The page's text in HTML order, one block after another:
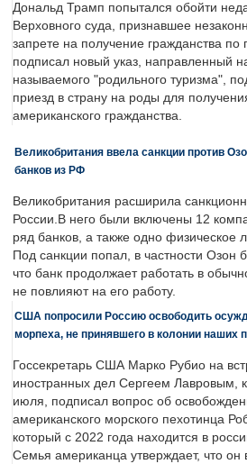
Дональд Трамп попытался обойти
Верховного суда, признавшее
запрете на получение гражданства по
подписал новый указ, направленный
называемого "родильного туризма",
приезд в страну на роды для
американского гражданства.
Великобритания ввела санкции против
банков из РФ
Великобритания расширила
России.В него были включены 12
ряд банков, а также одно физическое
Под санкции попал, в частности Озон
что банк продолжает работать в
не повлияют на его работу.
США попросили Россию освободить
морпеха, не принявшего в колонии наших
Госсекретарь США Марко Рубио на
иностранных дел Сергеем Лавровым,
июля, подписал вопрос об
американского морского пехотинца
который с 2022 года находится в
Семья американца утверждает, что он